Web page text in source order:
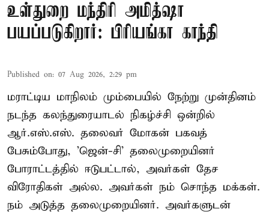
உள்துறை மந்திரி அமித்ஷா
பயப்படுகிறார்: பிரியங்கா காந்தி
Published on: 07 Aug 2026, 2:29 pm
மராட்டிய மாநிலம் மும்பையில் நேற்று முன்தினம்
நடந்த கலந்துரையாடல் நிகழ்ச்சி ஒன்றில்
ஆர்.எஸ்.எஸ். தலைவர் மோகன் பகவத்
பேசும்போது, 'ஜென்-சி' தலைமுறையினர்
போராட்டத்தில் ஈடுபட்டால், அவர்கள் தேச
விரோதிகள் அல்ல. அவர்கள் நம் சொந்த மக்கள்.
நம் அடுத்த தலைமுறையினர். அவர்களுடன்